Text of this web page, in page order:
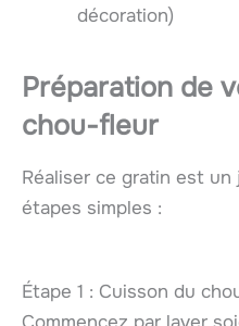
décoration)
Préparation de
chou-fleur
Réaliser ce gratin est un
étapes simples :
Étape 1 : Cuisson du